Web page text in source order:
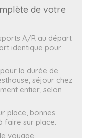
de votre
A/R au départ
identique pour
la durée de
séjour chez
entier, selon
place, bonnes
faire sur place.
voyage